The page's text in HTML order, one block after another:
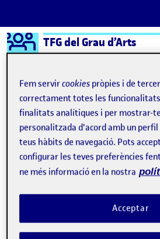
Saltar al contingut
Logo Ágora
TFG del Grau d’Arts
TFG del Grau d'Arts Actividad 4 -
Actividad 4 -
finalización del
Finalización del
Julia Domínguez Sánchez-Lanuza
Fem servircookies pròpies i de
correctament totes les
finalitats analítiques i per mostrar-
personalitzada d'acord amb un
teus hàbits de navegació. Pots
configurar les teves preferències
ne més informació en la nostra
Acceptar